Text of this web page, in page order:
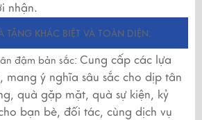
nhận.
TẶNG KHÁC BIỆT VÀ TOÀN DIỆN:
đậm bản sắc: Cung cấp các lựa
mang ý nghĩa sâu sắc cho dịp tân
quà gặp mặt, quà sự kiện, kỷ
bạn bè, đối tác, cùng dịch vụ